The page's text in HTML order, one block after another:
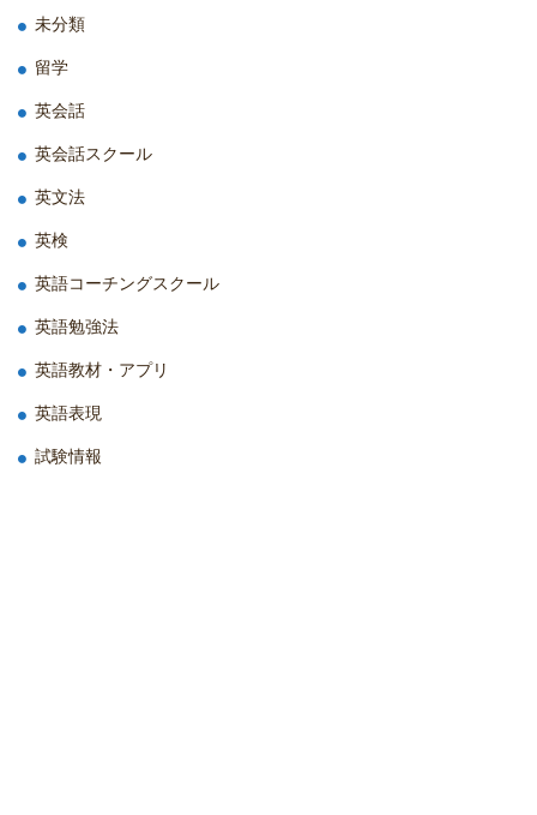
未分類
留学
英会話
英会話スクール
英文法
英検
英語コーチングスクール
英語勉強法
英語教材・アプリ
英語表現
試験情報